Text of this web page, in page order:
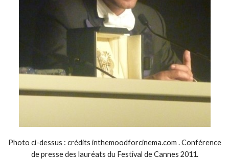
Photo ci-dessus : crédits inthemoodforcinema.com . Conférence
de presse des lauréats du Festival de Cannes 2011.